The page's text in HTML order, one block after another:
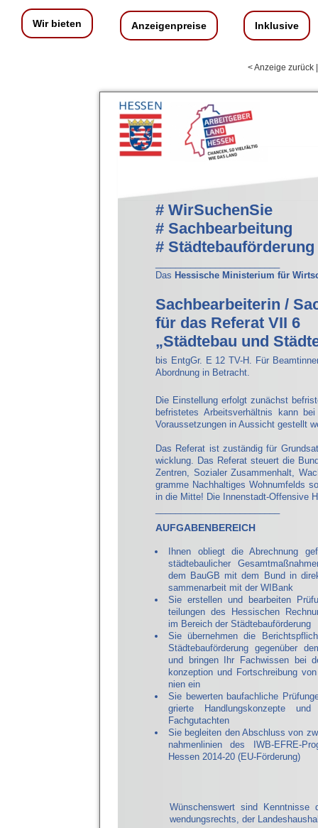
Wir bieten Anzeigenpreise Inklusive
< Anzeige zurück
# WirSuchenSie
# Sachbearbeitung
# Städtebauförderung
Das Hessische Ministerium für
Sachbearbeiterin /
für das Referat VII 6
„Städtebau und
bis EntgGr. E 12 TV-H. Für
Abordnung in Betracht.
Die Einstellung erfolgt zunächst
befristetes Arbeitsverhältnis kann
Voraussetzungen in Aussicht gestellt
Das Referat ist zuständig für
wicklung. Das Referat steuert die
Zentren, Sozialer Zusammenhalt,
gramme Nachhaltiges Wohnumfelds
in die Mitte! Die Innenstadt-Offensive
AUFGABENBEREICH
Ihnen obliegt die Abrechnung
städtebaulicher
dem BauGB mit dem Bund in
sammenarbeit mit der WIBank
Sie erstellen und bearbeiten
teilungen des Hessischen
im Bereich der Städtebauförderung
Sie übernehmen die
Städtebauförderung gegenüber
und bringen Ihr Fachwissen bei
konzeption und Fortschreibung
nien ein
Sie bewerten baufachliche
grierte Handlungskonzepte und
Fachgutachten
Sie begleiten den Abschluss von
nahmenlinien des IWB-EFRE-
Hessen 2014-20 (EU-Förderung)
Wünschenswert sind Kenntnisse
wendungsrechts, der